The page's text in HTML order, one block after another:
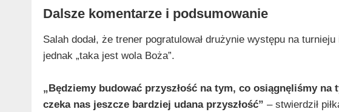
Dalsze komentarze i podsumowanie
Salah dodał, że trener pogratulował drużynie występu na
jednak „taka jest wola Boża”.
„Będziemy budować przyszłość na tym, co osiągnęliśmy
czeka nas jeszcze bardziej udana przyszłość” – stwierdził